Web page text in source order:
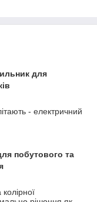
для
- електричний
побутового та